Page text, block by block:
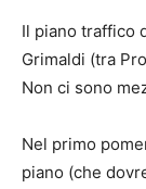
Il piano traffico
Grimaldi (tra
Non ci sono
Nel primo
piano (che